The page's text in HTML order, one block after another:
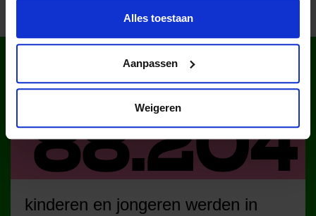
Alles toestaan
Aanpassen
Weigeren
WIST JE DAT IN
NEDERLAND?
kinderen en jongeren werden in